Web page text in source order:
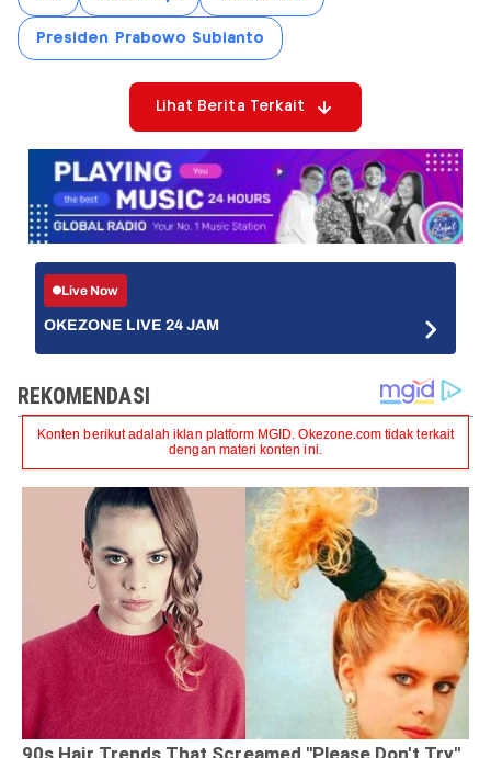
Presiden Prabowo Subianto
Lihat Berita Terkait
Live Now
OKEZONE LIVE 24 JAM